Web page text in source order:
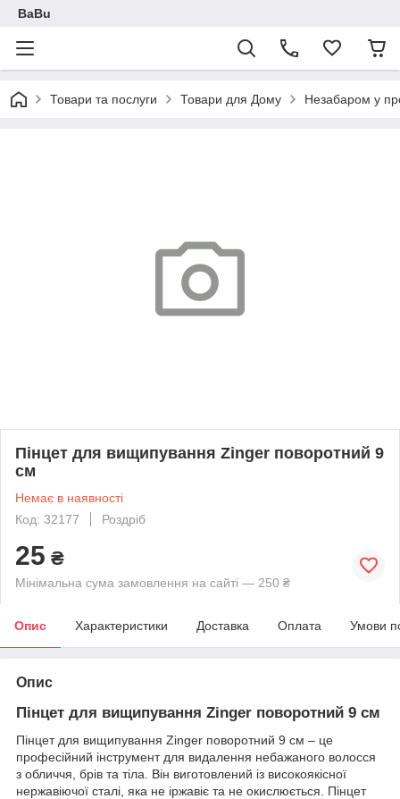
BaBu
Товари та послуги Товари для Дому Незабаром у
Пінцет для вищипування Zinger поворотний 9
см
Немає в наявності
Код: 32177
Роздріб
25 ₴
Мінімальна сума замовлення на сайті — 250 ₴
Опис Характеристики Доставка Оплата Умови
Опис
Пінцет для вищипування Zinger поворотний 9 см
Пінцет для вищипування Zinger поворотний 9 см – це
професійний інструмент для видалення небажаного волосся
з обличчя, брів та тіла. Він виготовлений із високоякісної
нержавіючої сталі, яка не іржавіє та не окислюється. Пінцет